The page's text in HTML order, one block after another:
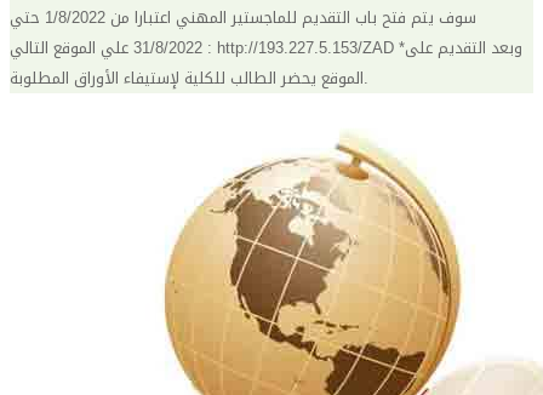
سوف يتم فتح باب التقديم للماجستير المهني اعتبارا من 1/8/2022 حتي
31/8/2022 علي الموقع التالي : http://193.227.5.153/ZAD *وبعد التقديم على
الموقع يحضر الطالب للكلية لإستيفاء الأوراق المطلوبة.